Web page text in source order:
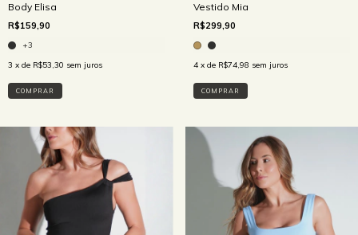
Body Elisa
R$159,90
+3
3 x de R$53,30 sem juros
COMPRAR
Vestido Mia
R$299,90
4 x de R$74,98 sem juros
COMPRAR